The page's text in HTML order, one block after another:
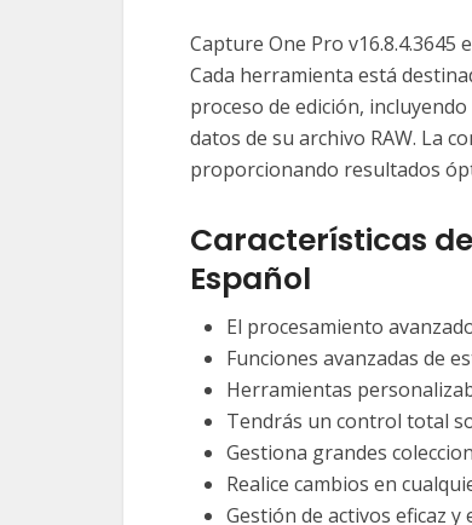
Capture One Pro v16.8.4.3645
Cada herramienta está
proceso de edición,
datos de su archivo RAW. La
proporcionando resultados
Características
Español
El procesamiento
Funciones avanzadas de
Herramientas
Tendrás un control total
Gestiona grandes
Realice cambios en
Gestión de activos eficaz y